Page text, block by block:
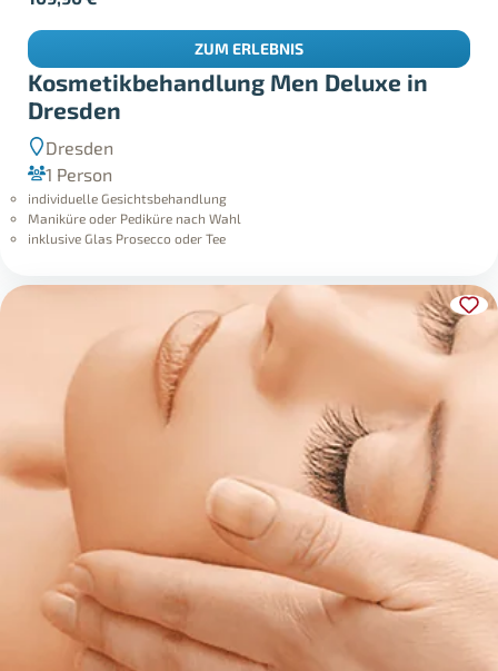
Kosmetikbehandlung Men Deluxe in
Dresden
Dresden
1 Person
individuelle Gesichtsbehandlung
Maniküre oder Pediküre nach Wahl
inklusive Glas Prosecco oder Tee
ZUM ERLEBNIS